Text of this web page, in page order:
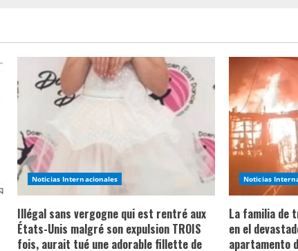
Noticias Internacionales
Illégal sans vergogne qui est rentré aux
États-Unis malgré son expulsion TROIS
fois, aurait tué une adorable fillette de
Noticias
La familia de
en el
apartamento